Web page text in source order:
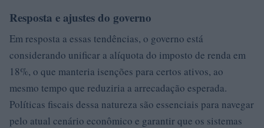
Resposta e ajustes do governo
Em resposta a essas tendências, o governo está
considerando unificar a alíquota do imposto de renda em
18%, o que manteria isenções para certos ativos, ao
mesmo tempo que reduziria a arrecadação esperada.
Políticas fiscais dessa natureza são essenciais para navegar
pelo atual cenário econômico e garantir que os sistemas